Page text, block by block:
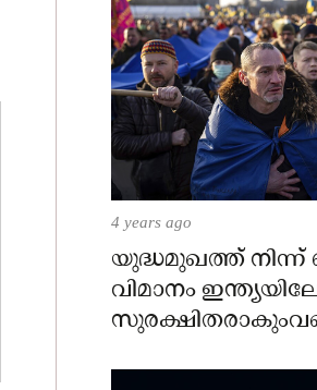
4 years ago
യുദ്ധമുഖത്ത് നിന്ന്
വിമാനം